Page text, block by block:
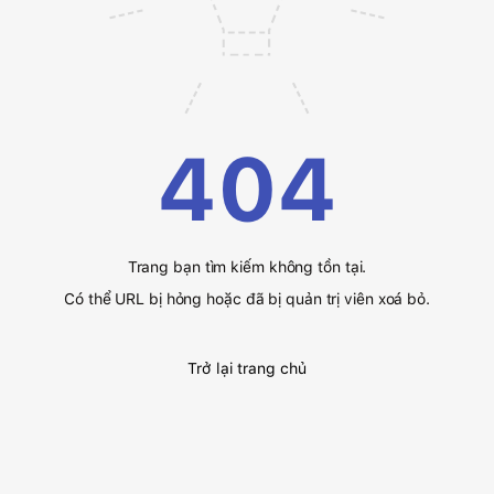
404
Trang bạn tìm kiếm không tồn tại.
Có thể URL bị hỏng hoặc đã bị quản trị viên xoá bỏ.
Trở lại trang chủ